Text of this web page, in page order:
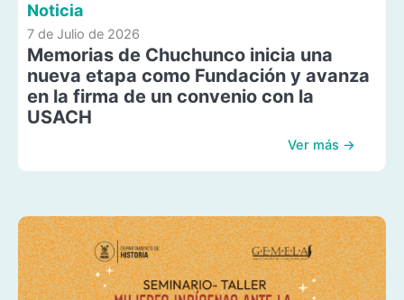
Noticia
7 de Julio de 2026
Memorias de Chuchunco inicia una
nueva etapa como Fundación y avanza
en la firma de un convenio con la
USACH
Ver más →